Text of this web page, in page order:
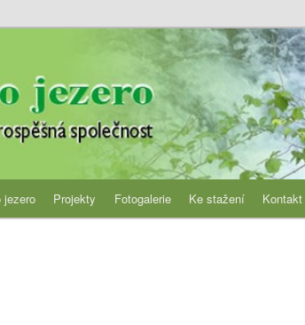
jezero Projekty Fotogalerie Ke stažení Kontakt